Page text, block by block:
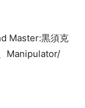
Master:黒須克
Manipulator/